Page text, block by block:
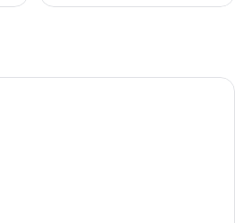
Tomannsrom – luksus | Minibar,